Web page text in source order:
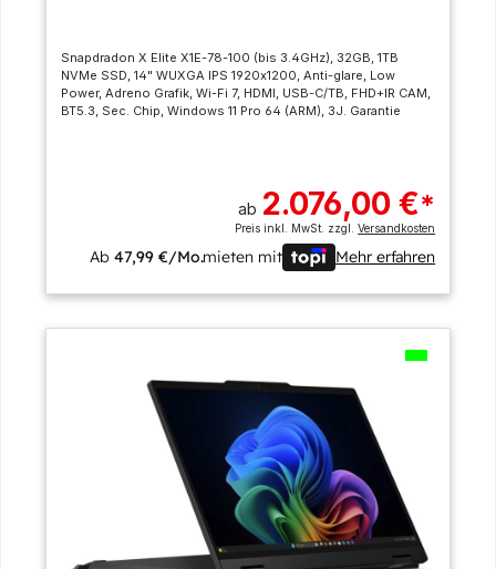
Snapdradon X Elite X1E-78-100 (bis 3.4GHz), 32GB, 1TB
NVMe SSD, 14" WUXGA IPS 1920x1200, Anti-glare, Low
Power, Adreno Grafik, Wi-Fi 7, HDMI, USB-C/TB, FHD+IR CAM,
BT5.3, Sec. Chip, Windows 11 Pro 64 (ARM), 3J. Garantie
ab 2.076,00 €*
Preis inkl. MwSt. zzgl.Versandkosten
Ab47,99 €/Mo.mieten mit Mehr erfahren